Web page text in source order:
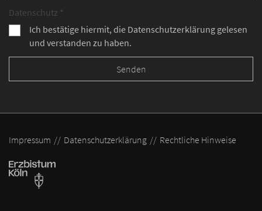
Datenschutz *
Ich bestätige hiermit, die Datenschutzerklärung gelesen
und verstanden zu haben.
Impressum Datenschutzerklärung Rechtliche Hinweise